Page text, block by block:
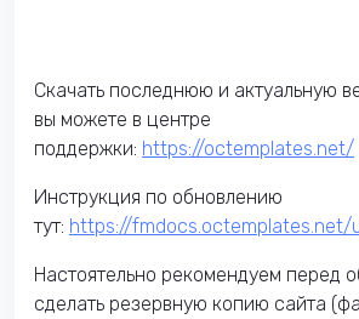
Скачать последнюю и актуальную
вы можете в центре
поддержки: https://octemplates.net/
Инструкция по обновлению
тут: https://fmdocs.octemplates.net/
Настоятельно рекомендуем перед
сделать резервную копию сайта